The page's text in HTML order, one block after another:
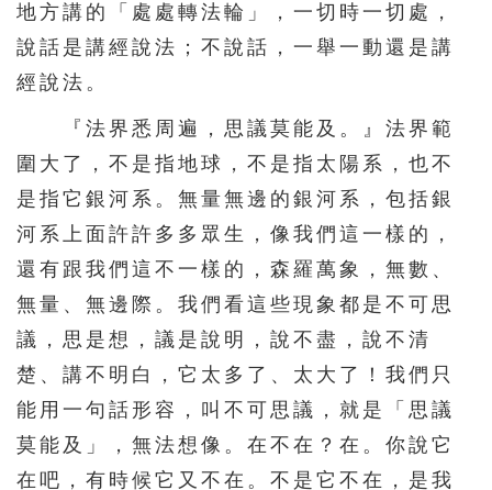
地方講的「處處轉法輪」，一切時一切處，
說話是講經說法；不說話，一舉一動還是講
經說法。
『法界悉周遍，思議莫能及。』法界範
圍大了，不是指地球，不是指太陽系，也不
是指它銀河系。無量無邊的銀河系，包括銀
河系上面許許多多眾生，像我們這一樣的，
還有跟我們這不一樣的，森羅萬象，無數、
無量、無邊際。我們看這些現象都是不可思
議，思是想，議是說明，說不盡，說不清
楚、講不明白，它太多了、太大了！我們只
能用一句話形容，叫不可思議，就是「思議
莫能及」，無法想像。在不在？在。你說它
在吧，有時候它又不在。不是它不在，是我